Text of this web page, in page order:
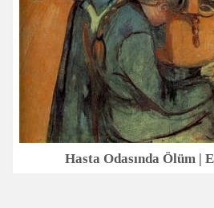
Hasta Odasında Ölüm |